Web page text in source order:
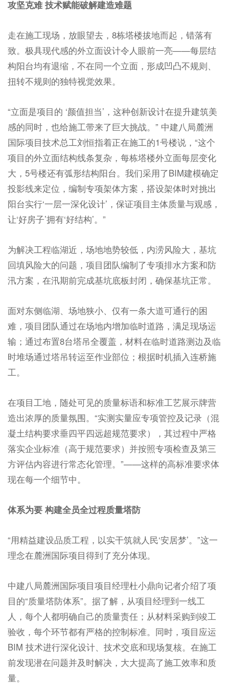
攻坚克难 技术赋能破解建造难题
走在施工现场，放眼望去，8栋塔楼拔地而起，错落有
致。极具现代感的外立面设计令人眼前一亮——每层结
构阳台均有退缩，不在同一个立面，形成凹凸不规则、
扭转不规则的独特视觉效果。
“立面是项目的 ‘颜值担当’，这种创新设计在提升建筑美
感的同时，也给施工带来了巨大挑战。” 中建八局麓洲
国际项目技术总工刘恒指着正在施工的1号楼说，“这个
项目的外立面结构线条复杂，每栋塔楼外立面每层变化
大，5号楼还有弧形结构阳台。我们采用了BIM建模确定
投影线来定位，编制专项架体方案，搭设架体时对挑出
阳台实行‘一层一深化设计’，保证项目主体质量与观感，
让‘好房子’拥有‘好结构’。”
为解决工程临湖近，场地地势较低，内涝风险大，基坑
回填风险大的问题，项目团队编制了专项排水方案和防
汛方案，在汛期前完成基坑底板封闭，确保基坑正常。
面对东侧临湖、场地狭小、仅有一条大道可通行的困
难，项目团队通过在场地内增加临时道路，满足现场运
输；通过布置8台塔吊全覆盖，材料在临时道路测边及临
时堆场通过塔吊转运至作业部位；根据时机插入连桥施
工。
在项目工地，随处可见的质量标语和标准工艺展示牌营
造出浓厚的质量氛围。“实测实量应专项管控及记录（混
凝土结构要求垂四平四远超规范要求），其过程中严格
落实企业标准（高于规范要求）并按照专项检查及第三
方评估内容进行常态化管理。”——这样的高标准要求体
现在每一个细节中。
体系为要 构建全员全过程质量塔防
“用精益建设品质工程，以实干筑就人民‘安居梦’。”这一
理念在麓洲国际项目得到了充分体现。
中建八局麓洲国际项目项目经理杜小鼎向记者介绍了项
目的“质量塔防体系”。据了解，从项目经理到一线工
人，每个人都明确自己的质量责任；从材料采购到竣工
验收，每个环节都有严格的控制标准。同时，项目应运
BIM 技术进行深化设计、技术交底和现场复核。在施工
前发现潜在问题并及时解决，大大提高了施工效率和质
量。